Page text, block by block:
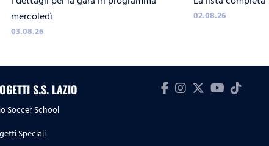
mercoledì
03.08.26
02.08.26
S.S. LAZIO
Soccer School
Speciali